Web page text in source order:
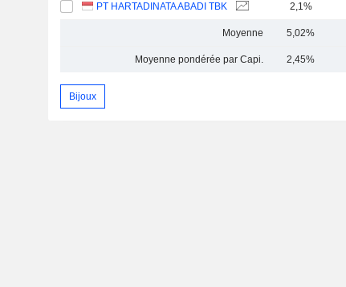
PT HARTADINATA ABADI TBK 2,1%
Moyenne 5,02%
Moyenne pondérée par Capi. 2,45%
Bijoux